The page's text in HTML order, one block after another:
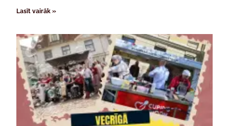
Lasīt vairāk »